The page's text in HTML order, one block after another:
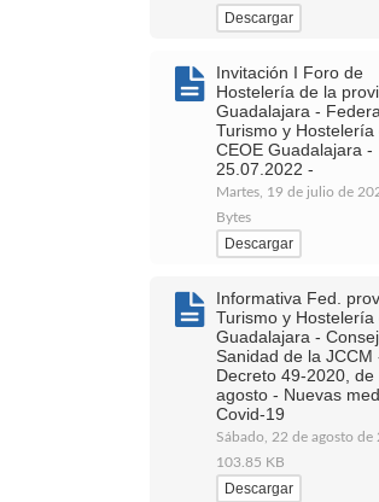
Descargar
Invitación I Foro de
Hostelería de la
Guadalajara -
Turismo y Hostelería
CEOE Guadalajara -
25.07.2022 -
Martes, 19 de julio de
Bytes
Descargar
Informativa Fed.
Turismo y Hostelería
Guadalajara -
Sanidad de la JCCM
Decreto 49-2020, de
agosto - Nuevas
Covid-19
Sábado, 22 de agosto de
103.85 KB
Descargar